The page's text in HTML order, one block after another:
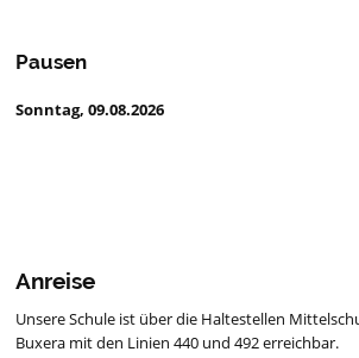
Pausen
Sonntag, 09.08.2026
Anreise
Unsere Schule ist über die Haltestellen
Buxera mit den Linien 440 und 492 erreichbar.